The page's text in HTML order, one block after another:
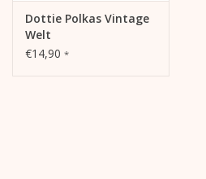
Weihnachten
Geschenke
Dottie Polkas Vintage
Welt
€14,90 *